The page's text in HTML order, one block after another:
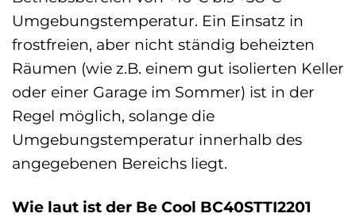
Umgebungstemperatur. Ein Einsatz in
frostfreien, aber nicht ständig beheizten
Räumen (wie z.B. einem gut isolierten Keller
oder einer Garage im Sommer) ist in der
Regel möglich, solange die
Umgebungstemperatur innerhalb des
angegebenen Bereichs liegt.
Wie laut ist der Be Cool BC40STTI2201